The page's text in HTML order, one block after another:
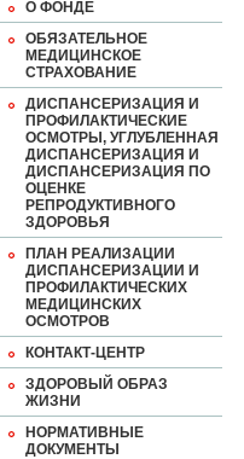
О ФОНДЕ
ОБЯЗАТЕЛЬНОЕ
МЕДИЦИНСКОЕ
СТРАХОВАНИЕ
ДИСПАНСЕРИЗАЦИЯ И
ПРОФИЛАКТИЧЕСКИЕ
ОСМОТРЫ, УГЛУБЛЕННАЯ
ДИСПАНСЕРИЗАЦИЯ И
ДИСПАНСЕРИЗАЦИЯ ПО
ОЦЕНКЕ
РЕПРОДУКТИВНОГО
ЗДОРОВЬЯ
ПЛАН РЕАЛИЗАЦИИ
ДИСПАНСЕРИЗАЦИИ И
ПРОФИЛАКТИЧЕСКИХ
МЕДИЦИНСКИХ
ОСМОТРОВ
КОНТАКТ-ЦЕНТР
ЗДОРОВЫЙ ОБРАЗ
ЖИЗНИ
НОРМАТИВНЫЕ
ДОКУМЕНТЫ